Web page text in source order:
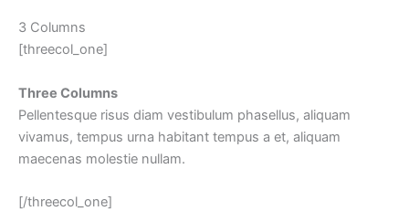
3 Columns
[threecol_one]
Three Columns
Pellentesque risus diam vestibulum phasellus, aliquam
vivamus, tempus urna habitant tempus a et, aliquam
maecenas molestie nullam.
[/threecol_one]